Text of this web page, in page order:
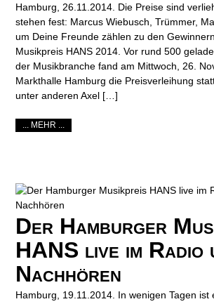
Hamburg, 26.11.2014. Die Preise sind
stehen fest: Marcus Wiebusch, Trümmer,
um Deine Freunde zählen zu den
Musikpreis HANS 2014. Vor rund 500
der Musikbranche fand am Mittwoch, 26.
Markthalle Hamburg die Preisverleihung
unter anderen Axel […]
... MEHR ...
Der Hamburger
HANS live im Radio
Nachhören
Hamburg, 19.11.2014. In wenigen Tagen ist